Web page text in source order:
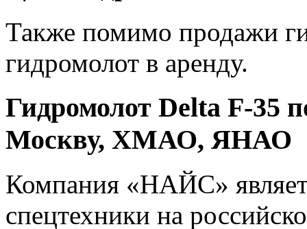
Также помимо продажи
гидромолот в аренду.
Гидромолот Delta F-35
Москву, ХМАО, ЯНАО
Компания «НАЙС»
спецтехники на